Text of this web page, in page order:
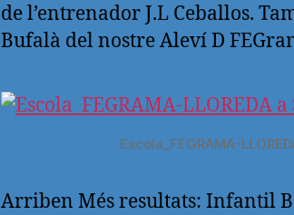
de l’entrenador J.L Ceballos.
Bufalà del nostre Aleví D
Escola_FEGRAMA-
Arriben Més resultats: Infantil B